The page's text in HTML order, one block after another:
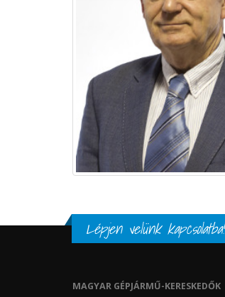
Lépjen velünk kapcsolatba!
MAGYAR GÉPJÁRMŰ-KERESKEDŐK